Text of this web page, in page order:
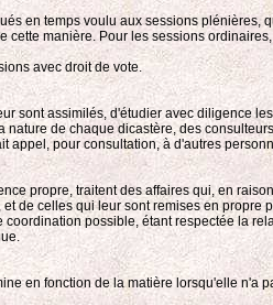
en temps voulu aux sessions
cette manière. Pour les sessions
avec droit de vote.
sont assimilés, d'étudier avec diligence
nature de chaque dicastère, des
appel, pour consultation, à d'autres
propre, traitent des affaires qui, en
de celles qui leur sont remises en
possible, étant respectée la
en fonction de la matière lorsqu'elle n'a